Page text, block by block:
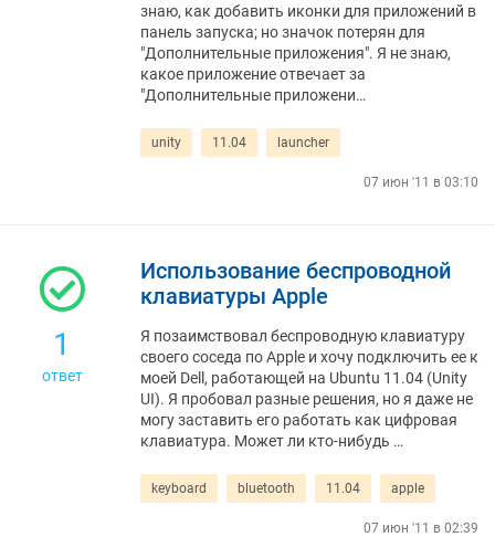
знаю, как добавить иконки для приложений в
панель запуска; но значок потерян для
"Дополнительные приложения". Я не знаю,
какое приложение отвечает за
"Дополнительные приложени…
unity 11.04 launcher
07 июн '11 в 03:10
1
ответ
Использование беспроводной
клавиатуры Apple
Я позаимствовал беспроводную клавиатуру
своего соседа по Apple и хочу подключить ее к
моей Dell, работающей на Ubuntu 11.04 (Unity
UI). Я пробовал разные решения, но я даже не
могу заставить его работать как цифровая
клавиатура. Может ли кто-нибудь …
keyboard bluetooth 11.04 apple
07 июн '11 в 02:39